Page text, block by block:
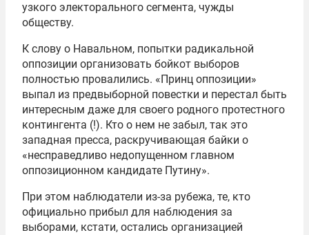
узкого электорального сегмента, чужды
обществу.
К слову о Навальном, попытки радикальной
оппозиции организовать бойкот выборов
полностью провалились. «Принц оппозиции»
выпал из предвыборной повестки и перестал быть
интересным даже для своего родного протестного
контингента (!). Кто о нем не забыл, так это
западная пресса, раскручивающая байки о
«несправедливо недопущенном главном
оппозиционном кандидате Путину».
При этом наблюдатели из-за рубежа, те, кто
официально прибыл для наблюдения за
выборами, кстати, остались организацией